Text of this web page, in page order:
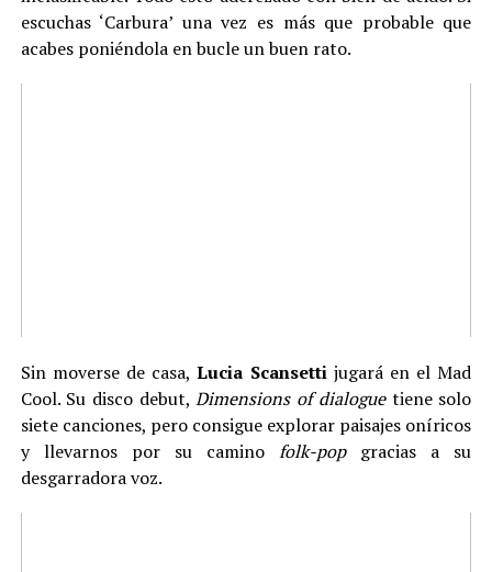
escuchas ‘Carbura’ una vez es más que probable que
acabes poniéndola en bucle un buen rato.
Sin moverse de casa,Lucia Scansettijugará en el Mad
Cool. Su disco debut,Dimensions of dialoguetiene solo
siete canciones, pero consigue explorar paisajes oníricos
y llevarnos por su caminofolk-popgracias a su
desgarradora voz.